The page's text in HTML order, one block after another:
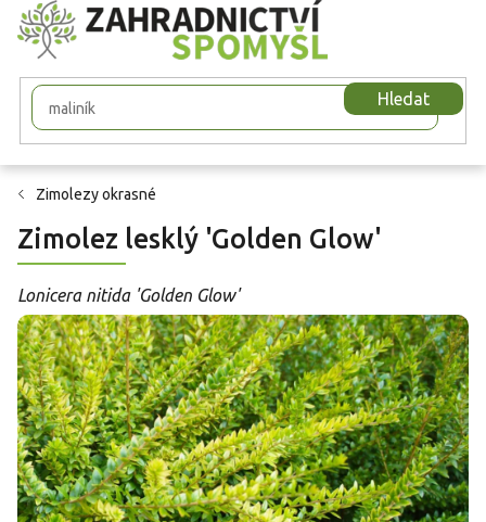
Přejít
na
obsah
Hledat
Zimolezy okrasné
Zimolez lesklý 'Golden Glow'
Lonicera nitida 'Golden Glow'